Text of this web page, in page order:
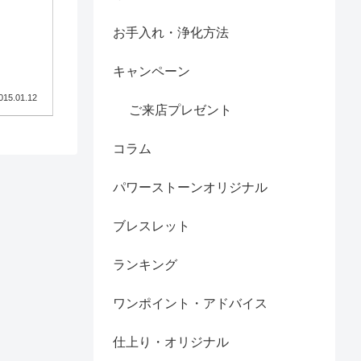
お手入れ・浄化方法
キャンペーン
ご来店プレゼント
コラム
パワーストーンオリジナル
ブレスレット
ランキング
ワンポイント・アドバイス
仕上り・オリジナル